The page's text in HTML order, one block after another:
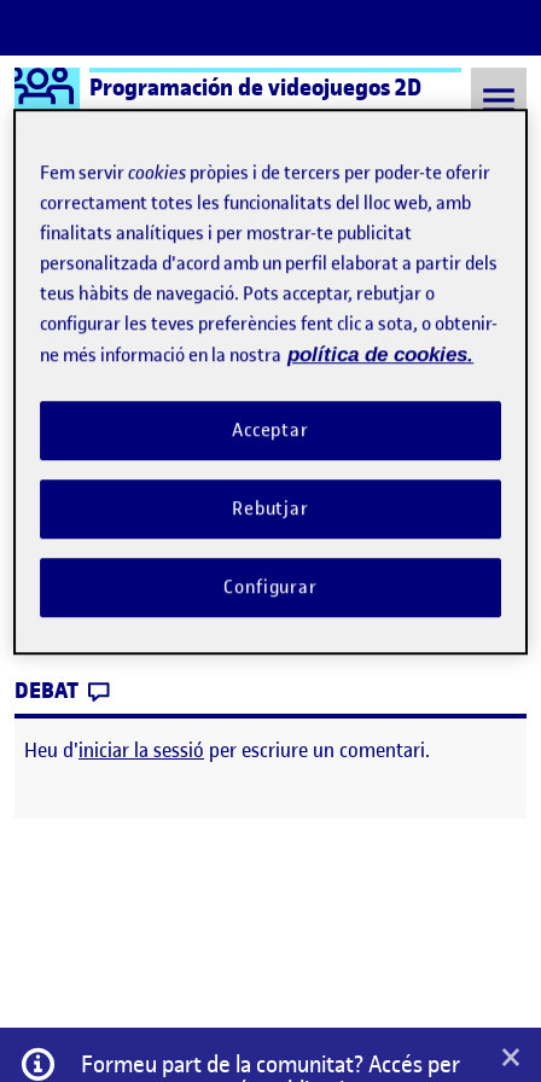
Saltar al contingut
Logo Ágora
Programación de videojuegos 2D
Semestre 20221 - Aula 1 PEC 3 – Un juego de artillería
Navegació d'entrades
Anterior: PEC 3 – Robot Wars Següent
Publicat perPEC 3 – Un juego de artillería
Data de publicació26 desembre, 2022 11:44 pm
comentari
GitLab: https://gitlab.com/Anleus/pec3
DEBAT
Heu d'iniciar la sessió per escriure un comentari.
Informació
Formeu part de la comunitat? Accés per
×
Fem servircookies pròpies i de tercers per poder-te oferir
correctament totes les funcionalitats del lloc web, amb
finalitats analítiques i per mostrar-te publicitat
personalitzada d'acord amb un perfil elaborat a partir dels
teus hàbits de navegació. Pots acceptar, rebutjar o
configurar les teves preferències fent clic a sota, o obtenir-
ne més informació en la nostra política de cookies.
Rebutjar
Acceptar
Configurar